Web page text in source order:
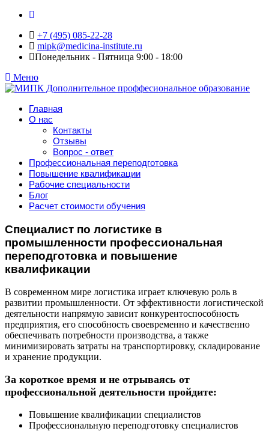
+7 (495) 085-22-28
mipk@medicina-institute.ru
Понедельник - Пятница 9:00 - 18:00
Меню
Главная
О нас
Контакты
Отзывы
Вопрос - ответ
Профессиональная переподготовка
Повышение квалификации
Рабочие специальности
Блог
Расчет стоимости обучения
Специалист по логистике в
промышленности профессиональная
переподготовка и повышение
квалификации
В современном мире логистика играет ключевую роль в
развитии промышленности. От эффективности логистической
деятельности напрямую зависит конкурентоспособность
предприятия, его способность своевременно и качественно
обеспечивать потребности производства, а также
минимизировать затраты на транспортировку, складирование
и хранение продукции.
За короткое время и не отрываясь от
профессиональной деятельности пройдите:
Повышение квалификации специалистов
Профессиональную переподготовку специалистов